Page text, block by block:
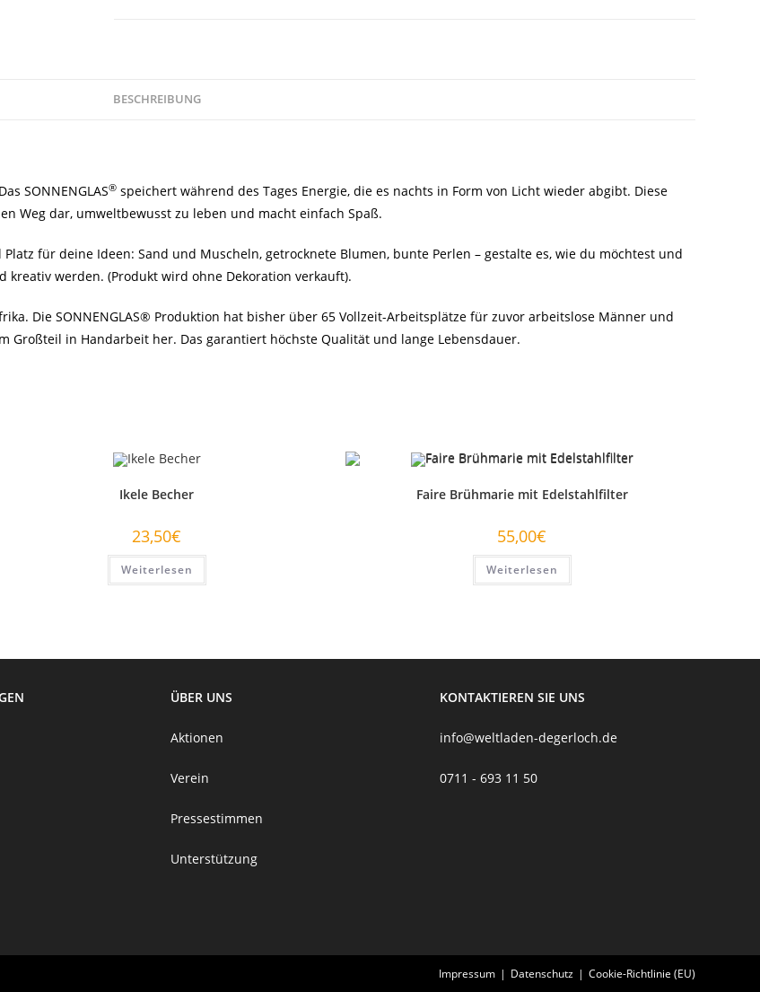
BESCHREIBUNG
SONNENGLAS® speichert während des Tages Energie, die es nachts in Form von Licht wieder abgibt. Diese
Weg dar, umweltbewusst zu leben und macht einfach Spaß.
für deine Ideen: Sand und Muscheln, getrocknete Blumen, bunte Perlen – gestalte es, wie du möchtest und
werden. (Produkt wird ohne Dekoration verkauft).
Die SONNENGLAS® Produktion hat bisher über 65 Vollzeit-Arbeitsplätze für zuvor arbeitslose Männer und
Großteil in Handarbeit her. Das garantiert höchste Qualität und lange Lebensdauer.
Ikele Becher
23,50€
Weiterlesen
Faire Brühmarie mit Edelstahlfilter
55,00€
Weiterlesen
ÜBER UNS
Aktionen
Verein
Pressestimmen
Unterstützung
KONTAKTIEREN SIE UNS
info@weltladen-degerloch.de
0711 - 693 11 50
Impressum Datenschutz Cookie-Richtlinie (EU)